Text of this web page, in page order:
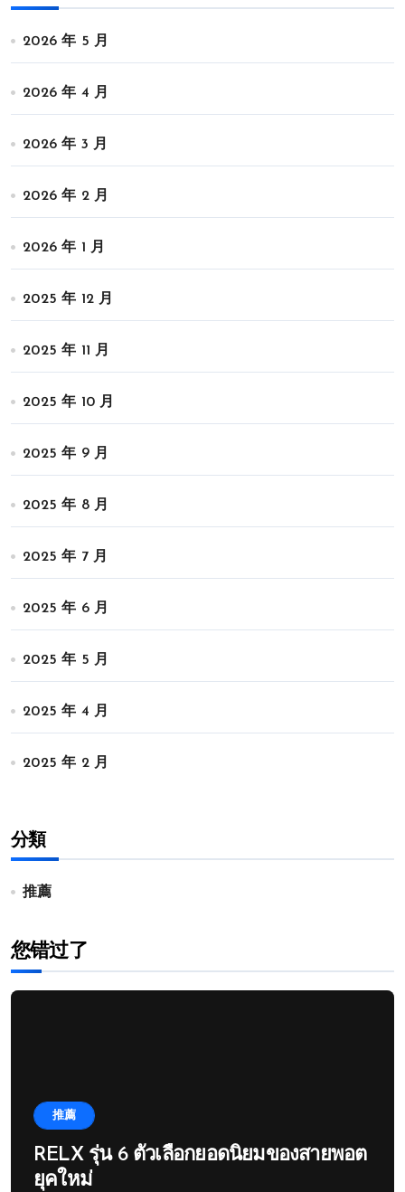
2026 年 5 月
2026 年 4 月
2026 年 3 月
2026 年 2 月
2026 年 1 月
2025 年 12 月
2025 年 11 月
2025 年 10 月
2025 年 9 月
2025 年 8 月
2025 年 7 月
2025 年 6 月
2025 年 5 月
2025 年 4 月
2025 年 2 月
分類
推薦
您错过了
推薦
RELX รุ่น 6 ตัวเลือกยอดนิยมของสายพอต
ยุคใหม่